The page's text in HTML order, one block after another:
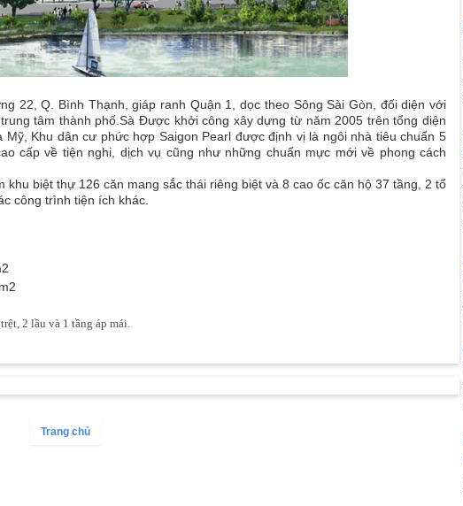
22, Q. Bình Thạnh, giáp ranh Quận 1, dọc theo Sông Sài Gòn, đối diện với
tâm thành phố.Sà Được khởi công xây dựng từ năm 2005 trên tổng diện
Khu dân cư phức hợp Saigon Pearl được định vị là ngôi nhà tiêu chuẩn 5
cấp về tiện nghi, dịch vụ cũng như những chuẩn mực mới về phong cách
khu biệt thự 126 căn mang sắc thái riêng biệt và 8 cao ốc căn hộ 37 tầng, 2 tổ
công trình tiện ích khác.
2 lầu và 1 tầng áp mái.
Trang chủ